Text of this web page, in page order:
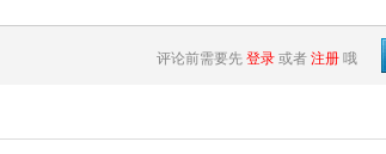
评论前需要先 登录 或者 注册 哦